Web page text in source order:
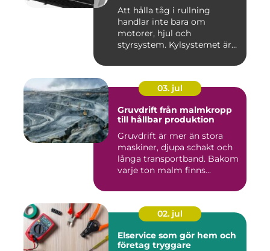
Att hålla tåg i rullning
handlar inte bara om
motorer, hjul och
styrsystem. Kylsystemet är
03. jul
Gruvdrift från malmkropp
till hållbar produktion
Gruvdrift är mer än stora
maskiner, djupa schakt och
långa transportband. Bakom
varje ton malm finns...
02. jul
Elservice som gör hem och
företag tryggare